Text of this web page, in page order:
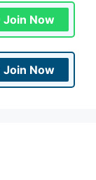
Join Now
Join Now